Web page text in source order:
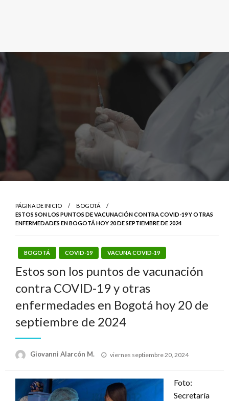
PÁGINA DE INICIO
BOGOTÁ
ESTOS SON LOS PUNTOS DE VACUNACIÓN CONTRA COVID-19 Y OTRAS
ENFERMEDADES EN BOGOTÁ HOY 20 DE SEPTIEMBRE DE 2024
BOGOTÁ COVID-19 VACUNA COVID-19
Estos son los puntos de vacunación
contra COVID-19 y otras
enfermedades en Bogotá hoy 20 de
septiembre de 2024
Giovanni Alarcón M.
Publicado
viernes septiembre 20, 2024
Foto:
Secretaría